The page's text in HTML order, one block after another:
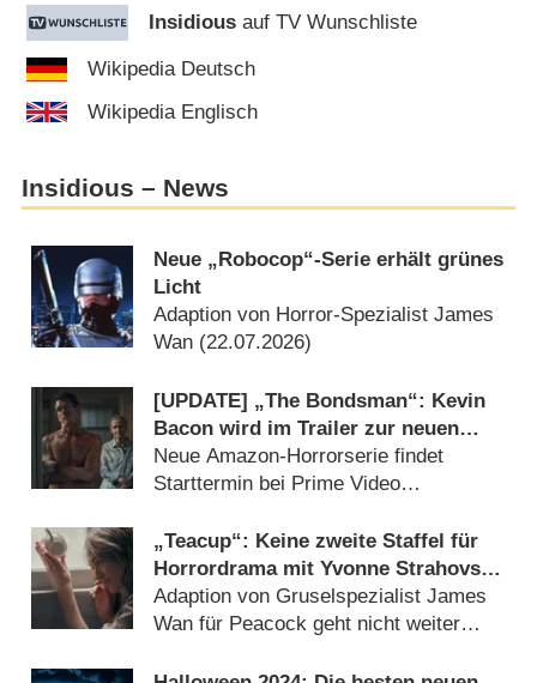
Insidious auf TV Wunschliste
Wikipedia Deutsch
Wikipedia Englisch
Insidious – News
Neue „Robocop“-Serie erhält grünes
Licht
Adaption von Horror-Spezialist James
Wan (22.07.2026)
[UPDATE] „The Bondsman“: Kevin
Bacon wird im Trailer zur neuen
Horrorserie zum Kopfgeldjäger für
Dämonen
Neue Amazon-Horrorserie findet
Starttermin bei Prime Video
„Teacup“: Keine zweite Staffel für
Horrordrama mit Yvonne Strahovski
(„Chuck“, „The Handmaid’s Tale“)
geplant
Adaption von Gruselspezialist James
Wan für Peacock geht nicht weiter